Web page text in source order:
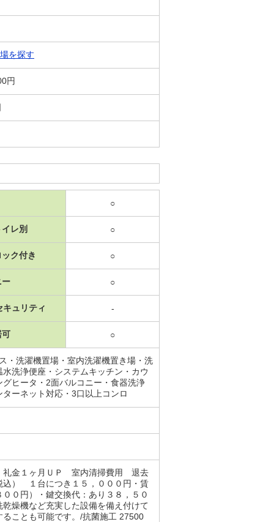
を探す
円
○
レ別 ○
ク付き ○
ー ○
キュリティ -
可 ○
・洗濯機置場・室内洗濯機置き場・洗
洗浄便座・システムキッチン・カウ
ヒータ・2面バルコニー・食器洗浄
ーネット対応・3口以上コンロ
礼金１ヶ月ＵＰ 室内清掃費用 退去
） １台につき１５，０００円・賃
０円）・鍵交換代：あり３８，５０
燥機など充実した設備を備え付けて
ことも可能です。/抗菌施工 27500